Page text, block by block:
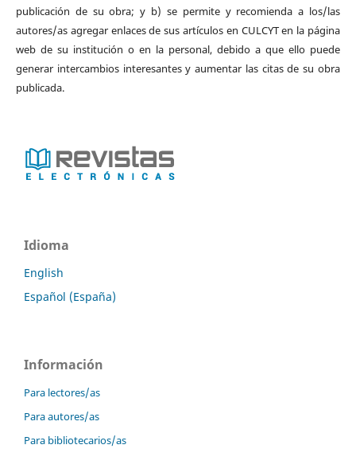
publicación de su obra; y b) se permite y recomienda a los/las
autores/as agregar enlaces de sus artículos en CULCYT en la página
web de su institución o en la personal, debido a que ello puede
generar intercambios interesantes y aumentar las citas de su obra
publicada.
Idioma
English
Español (España)
Información
Para lectores/as
Para autores/as
Para bibliotecarios/as